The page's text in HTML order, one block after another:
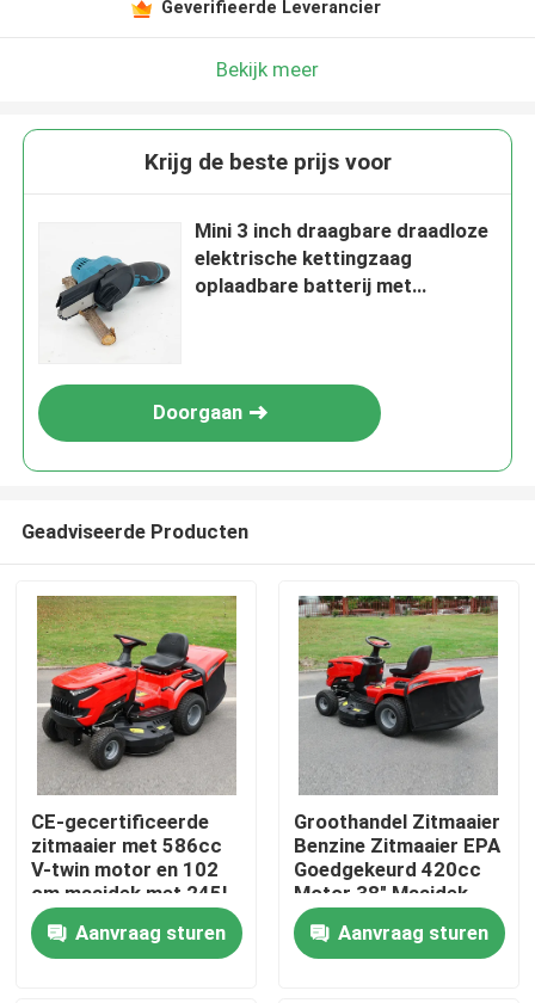
We bellen je snel terug!
VERZENDEN
Thuis
Producten
Geverifieerde Leverancier
Bekijk meer
Krijg de beste prijs voor
Mini 3 inch draagbare draadloze
elektrische kettingzaag
oplaadbare batterij met
Doorgaan
Geadviseerde Producten
CE-gecertificeerde
zitmaaier met 586cc
V-twin motor en 102
cm maaidek met 245L
grasopvangbak
Aanvraag sturen
Groothandel Zitmaaier
Benzine Zitmaaier EPA
Goedgekeurd 420cc
Motor 38" Maaidek
Grasmaaier Tractor
OEM Ondersteuning
Aanvraag sturen